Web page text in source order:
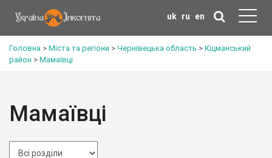
uk ru en
Головна > Міста та регіони > Чернівецька область > Кіцманський
район > Мамаївці
Мамаївці